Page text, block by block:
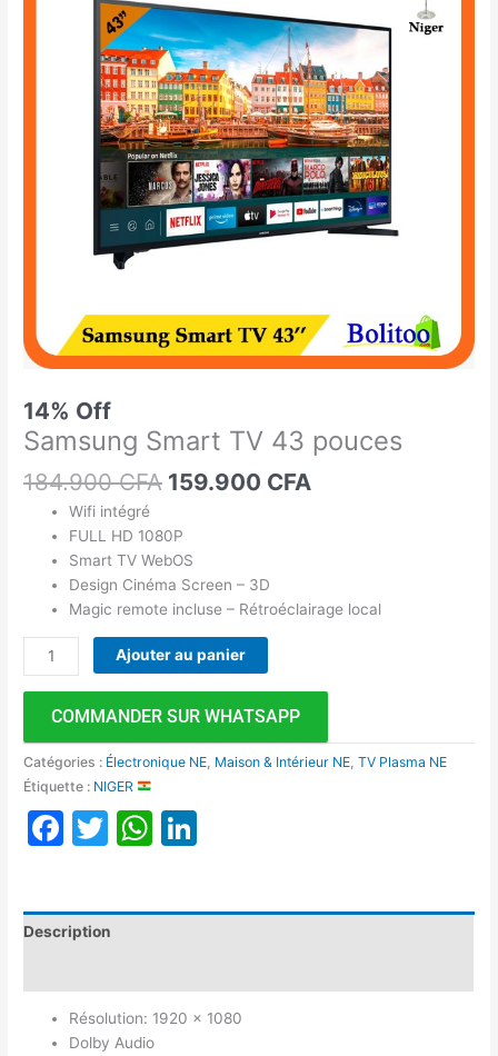
14% Off
Samsung Smart TV 43 pouces
184.900CFA
184.900 CFA.
159.900 CFA
159.900 CFA.
Wifi intégré
FULL HD 1080P
Smart TV WebOS
Design Cinéma Screen – 3D
Magic remote incluse – Rétroéclairage local
Ajouter au panier
COMMANDER SUR WHATSAPP
Catégories : Électronique NE Maison & Intérieur NE ,TV Plasma NE
Étiquette : NIGER
Facebook
TwitterWhatsApp
Description
Résolution: 1920 x 1080
Dolby Audio